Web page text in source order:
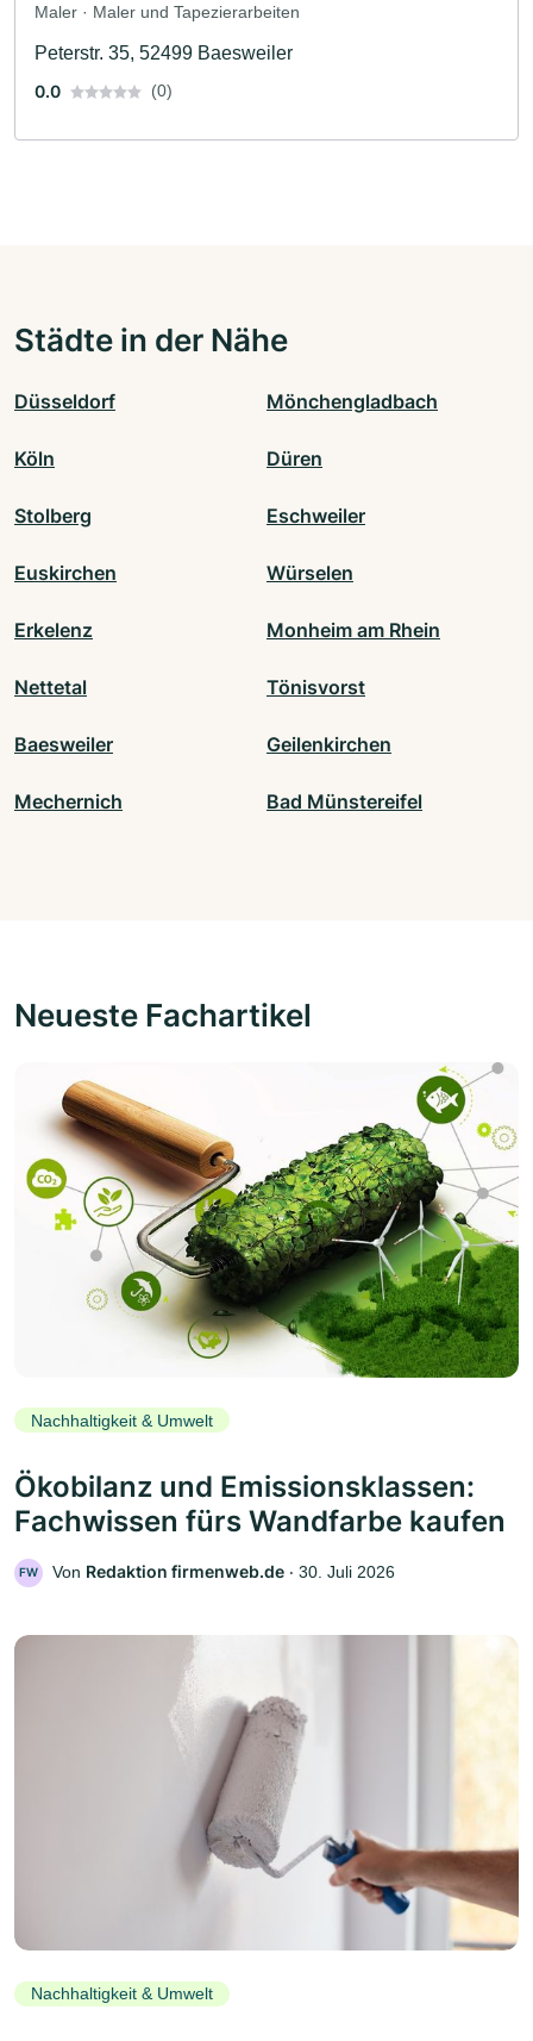
Maler · Maler und Tapezierarbeiten
Peterstr. 35, 52499 Baesweiler
0.0
(0)
Städte in der Nähe
Düsseldorf Mönchengladbach
Köln Düren
Stolberg Eschweiler
Euskirchen Würselen
Erkelenz Monheim am Rhein
Nettetal Tönisvorst
Baesweiler Geilenkirchen
Mechernich Bad Münstereifel
Neueste Fachartikel
Nachhaltigkeit & Umwelt
Ökobilanz und Emissionsklassen:
Fachwissen fürs Wandfarbe kaufen
FW Von Redaktion firmenweb.de ‧ 30. Juli 2026
Nachhaltigkeit & Umwelt